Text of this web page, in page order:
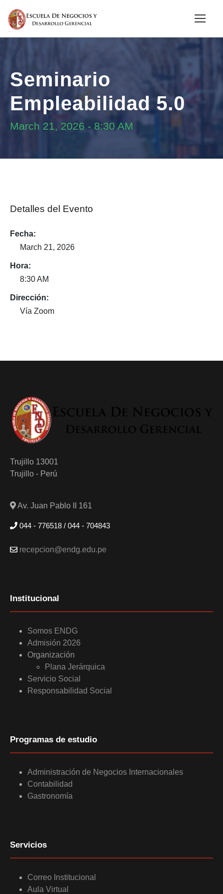
Seminario
Empleabilidad 5.0
March 21, 2026 - 8:30 AM
Detalles del Evento
Fecha:
March 21, 2026
Hora:
8:30 AM
Dirección:
Vía Zoom
Trujillo 13001
Trujillo - Perú
Av. Juan Pablo II 161
044 - 776518 / 044 - 704843
recepcion@endg.edu.pe
Institucional
Somos ENDG
Admisión 2026
Organización
Plana Jerárquica
Servicio Social
Responsabilidad Social
Programas de estudio
Administración de Negocios Internacionales
Contabilidad
Gastronomía
Servicios
Correo Institucional
Aula Virtual